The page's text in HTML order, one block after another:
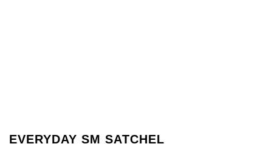
EVERYDAY SM SATCHEL